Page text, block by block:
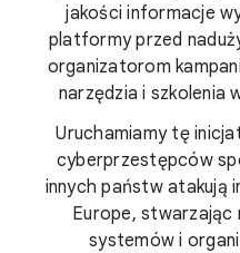
jakości informacje
platformy przed
organizatorom
narzędzia i szkolenia
Uruchamiamy tę
cyberprzestępców
innych państw atakują
Europe, stwarzając
systemów i